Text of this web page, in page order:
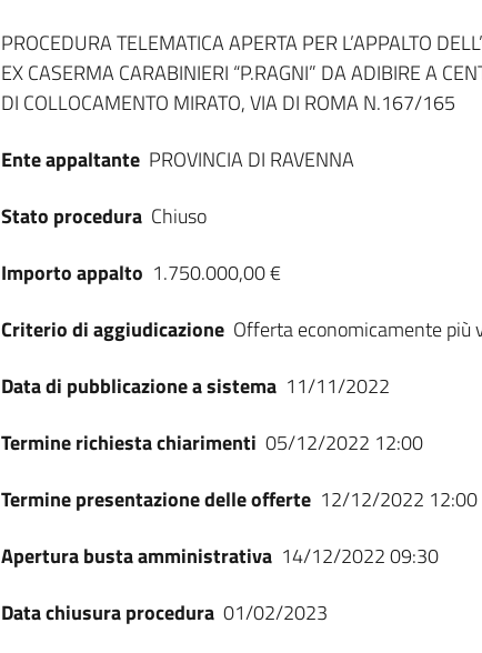
Dati del bando
PROCEDURA TELEMATICA APERTA PER L’APPALTO
EX CASERMA CARABINIERI “P.RAGNI” DA ADIBIRE A
DI COLLOCAMENTO MIRATO, VIA DI ROMA N.167/165
Ente appaltante PROVINCIA DI RAVENNA
Stato procedura Chiuso
Importo appalto 1.750.000,00 €
Criterio di aggiudicazione Offerta economicamente più
Data di pubblicazione a sistema 11/11/2022
Termine richiesta chiarimenti 05/12/2022 12:00
Termine presentazione delle offerte 12/12/2022 12:00
Apertura busta amministrativa 14/12/2022 09:30
Data chiusura procedura 01/02/2023